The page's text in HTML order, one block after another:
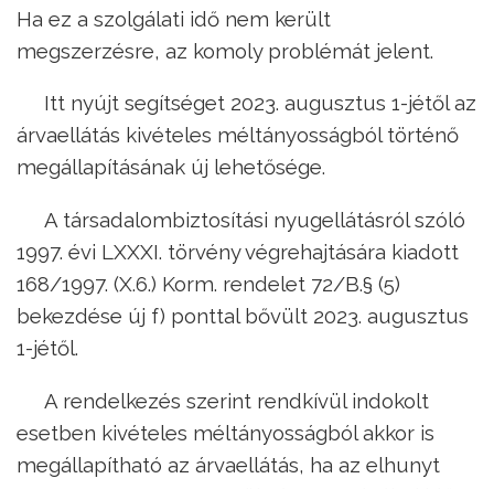
Ha ez a szolgálati idő nem került
megszerzésre, az komoly problémát jelent.
Itt nyújt segítséget 2023. augusztus 1-jétől az
árvaellátás kivételes méltányosságból történő
megállapításának új lehetősége.
A társadalombiztosítási nyugellátásról szóló
1997. évi LXXXI. törvény végrehajtására kiadott
168/1997. (X.6.) Korm. rendelet 72/B.§ (5)
bekezdése új f) ponttal bővült 2023. augusztus
1-jétől.
A rendelkezés szerint rendkívül indokolt
esetben kivételes méltányosságból akkor is
megállapítható az árvaellátás, ha az elhunyt